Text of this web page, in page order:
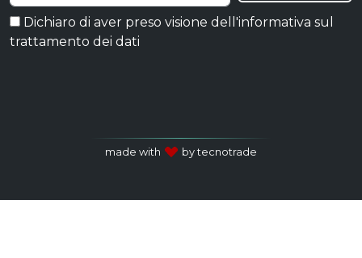
Dichiaro di aver preso visione dell'informativa sul
trattamento dei dati
made with by tecnotrade